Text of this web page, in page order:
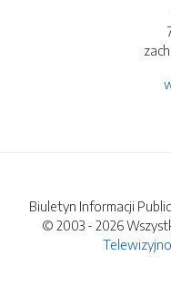
Biuletyn Informacji
© 2003 - 2026